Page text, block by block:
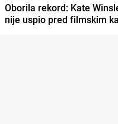
Oborila rekord: Kate
nije uspio pred filmskim